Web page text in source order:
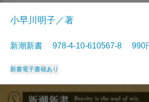
小早川明子／著
新潮新書 978-4-10-610567-8
新書電子書籍あり